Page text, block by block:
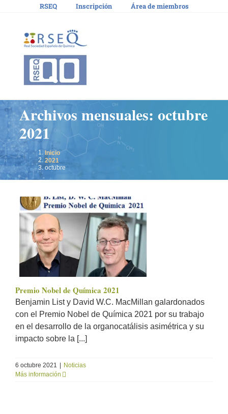
RSEQ Inscripción Área de miembros
Archivos mensuales: octubre
2021
Inicio
2021
octubre
Premio Nobel de Química 2021
Benjamin List y David W.C. MacMillan galardonados
con el Premio Nobel de Química 2021 por su trabajo
en el desarrollo de la organocatálisis asimétrica y su
impacto sobre la [...]
6 octubre 2021
Noticias
Más información